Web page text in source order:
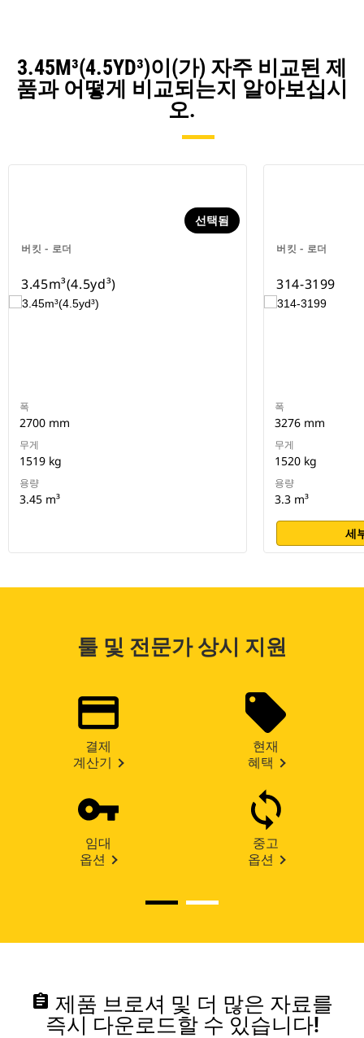
3.45M³(4.5YD³)이(가) 자주 비교된 제
품과 어떻게 비교되는지 알아보십시
오.
버킷 - 로더
선택됨
3.45m³(4.5yd³)
폭
2700 mm
무게
1519 kg
용량
3.45 m³
버킷 - 로더
314-3199
폭
3276 mm
무게
1520 kg
용량
3.3 m³
세
툴 및 전문가 상시 지원
결제
계산기
현재
혜택
임대
옵션
중고
옵션
assignment 제품 브로셔 및 더 많은 자료를
즉시 다운로드할 수 있습니다!